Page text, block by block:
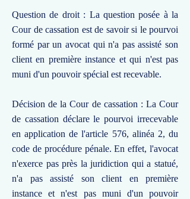
Question de droit : La question posée à la
Cour de cassation est de savoir si le pourvoi
formé par un avocat qui n'a pas assisté son
client en première instance et qui n'est pas
muni d'un pouvoir spécial est recevable.
Décision de la Cour de cassation : La Cour
de cassation déclare le pourvoi irrecevable
en application de l'article 576, alinéa 2, du
code de procédure pénale. En effet, l'avocat
n'exerce pas près la juridiction qui a statué,
n'a pas assisté son client en première
instance et n'est pas muni d'un pouvoir